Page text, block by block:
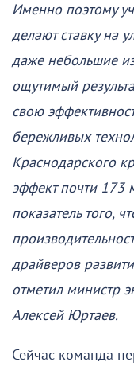
Именно поэтому
делают ставку на
даже небольшие
ощутимый
свою
бережливых
Краснодарского
эффект почти 173
показатель того,
драйверов
отметил министр
Алексей Юртаев.
Сейчас команда